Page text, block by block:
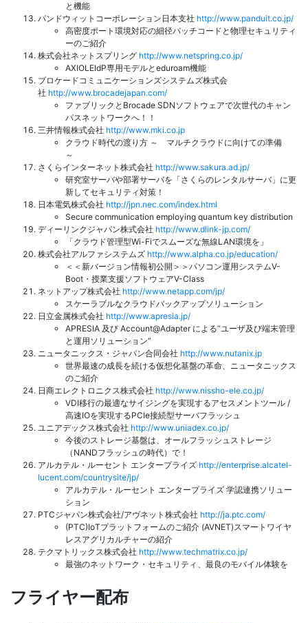
と機能
パンドウィットコーポレーション日本支社 http://www.panduit.co.jp/
高密度ポート環境対応の細径パッチコードと物理セキュリティ
ーのご紹介
株式会社ネットスプリング http://www.netspring.co.jp/
AXIOLEIdP専用モデルとeduroam機能
ブロケードコミュニケーションズシステムズ株式会
社 http://www.brocadejapan.com/
ファブリックとBrocade SDNソフトウェアで次世代のキャン
パスネットワークへ！！
三井情報株式会社 http://www.mki.co.jp
クラウド時代の渡り方 ～ マルチクラウドに向けての準備
～
さくらインターネット株式会社 http://www.sakura.ad.jp/
研究室サーバや部署サーバを「さくらのレンタルサーバ」に更
新してセキュリティ対策！
日本電気株式会社 http://jpn.nec.com/index.html
Secure communication employing quantum key distribution
ディーリンクジャパン株式会社 http://www.dlink-jp.com/
「クラウド管理型Wi-Fiでスムーズな無線LAN環境を」
株式会社アルファシステムズ http://www.alpha.co.jp/education/
＜＜新バージョン情報初公開＞＞パソコン運用システムV-
Boot・授業支援ソフトウェアV-Class
ネットアップ株式会社 http://www.netapp.com/jp/
スケーラブルなクラウドバックアップソリューション
日立金属株式会社 http://www.apresia.jp/
APRESIA 及び Account@Adapter による“ユーザ及び端末管理
と運用ソリューション”
ニュータニックス・ジャパン合同会社 http://www.nutanix.jp
世界最速の成長を続ける仮想化基盤の革命、ニュータニックス
のご紹介
日商エレクトロニクス株式会社 http://www.nissho-ele.co.jp/
VDI移行の最適なサイジングを実現するアセスメントツール /
高速IOを実現するPCIe接続型サーバフラッシュ
ユニアデックス株式会社 http://www.uniadex.co.jp/
今後のストレージ基盤は、オールフラッシュストレージ
（NANDフラッシュの時代）で！
アルカテル・ルーセント エンタープライズ http://enterprise.alcatel-
lucent.com/countrysite/jp/
アルカテル・ルーセント エンタープライズ 学認連携ソリュー
ション
PTCジャパン株式会社/アヴネット株式会社 http://ja.ptc.com/
(PTC)IoTプラットフォームのご紹介 (AVNET)スマートワイヤ
レスアグリカルチャーの紹介
テクマトリックス株式会社 http://www.techmatrix.co.jp/
最強のネットワーク・セキュリティ、最良のモバイル体験を
フライヤー配布